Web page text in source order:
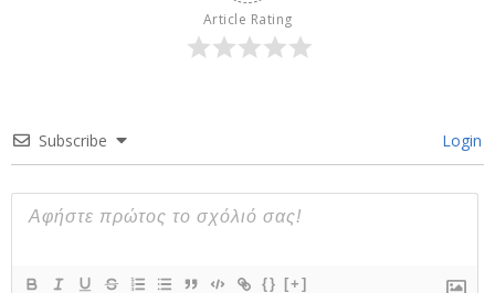
Article Rating
Subscribe Login
{} [+]